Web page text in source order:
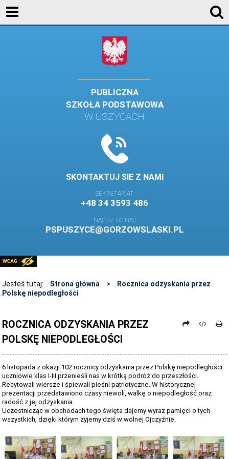
PUBLICZNA
SZKOŁA PODSTAWOWA
W USZYCACH
SKONTAKTUJ SIE Z NAMI
SEKRETARIAT
+48 34 3593 486
NAPISZ DO NAS
PSPUSZYCE@GORZOWSLASKI.PL
STANDARDY OCHRONY MAŁOLETNICH
PRZECIWDZIAŁANIE PRZEMOCY RÓWIEŚNICZEJ
ŚWIETLICA
LABORATORIUM PRZYSZŁOŚCI
KONKURSY
ZAWODY SPORTOWE
ARCHIWUM STRONY
DANE OSOBOWE
Jesteś tutaj: Strona główna >
Rocznica odzyskania przez
Polskę niepodległości
ROCZNICA ODZYSKANIA PRZEZ
POLSKĘ NIEPODLEGŁOŚCI
6 listopada z okazji 102 rocznicy odzyskania przez Polskę niepodległości
uczniowie klas I-III przenieśli nas w krótką podróż do przeszłości.
Recytowali wiersze i śpiewali pieśni patriotyczne. W historycznej
prezentacji przedstawiono czasy niewoli, walkę o niepodległość oraz
radość z jej odzyskania.
Uczestnicząc w obchodach tego święta dajemy wyraz pamięci o tych
wszystkich, dzięki którym żyjemy dziś w wolnej Ojczyźnie.